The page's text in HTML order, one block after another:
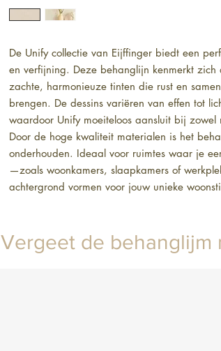
De Unify collectie van Eijffinger biedt een
en verfijning. Deze behanglijn kenmerkt zich
zachte, harmonieuze tinten die rust en
brengen. De dessins variëren van effen tot
waardoor Unify moeiteloos aansluit bij zowel
Door de hoge kwaliteit materialen is het
onderhouden. Ideaal voor ruimtes waar je
—zoals woonkamers, slaapkamers of
achtergrond vormen voor jouw unieke
Vergeet de behanglijm